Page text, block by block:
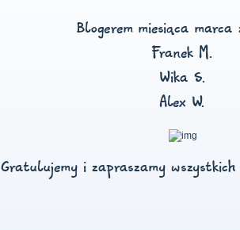
Blogerem miesiąca
Franek M.
Wika S.
Alex W.
Gratulujemy i zapraszamy